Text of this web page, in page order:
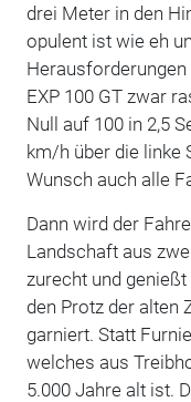
drei Meter in den
opulent ist wie eh
EXP 100 GT zwar
Null auf 100 in 2,5
km/h über die linke
Wunsch auch alle
Dann wird der
Landschaft aus
zurecht und
den Protz der alten
garniert. Statt
welches aus
5.000 Jahre alt ist.